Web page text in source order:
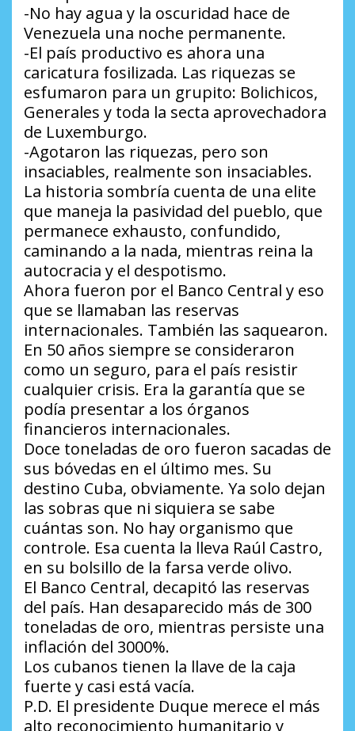
-No hay agua y la oscuridad hace de
Venezuela una noche permanente.
-El país productivo es ahora una
caricatura fosilizada. Las riquezas se
esfumaron para un grupito: Bolichicos,
Generales y toda la secta aprovechadora
de Luxemburgo.
-Agotaron las riquezas, pero son
insaciables, realmente son insaciables.
La historia sombría cuenta de una elite
que maneja la pasividad del pueblo, que
permanece exhausto, confundido,
caminando a la nada, mientras reina la
autocracia y el despotismo.
Ahora fueron por el Banco Central y eso
que se llamaban las reservas
internacionales. También las saquearon.
En 50 años siempre se consideraron
como un seguro, para el país resistir
cualquier crisis. Era la garantía que se
podía presentar a los órganos
financieros internacionales.
Doce toneladas de oro fueron sacadas de
sus bóvedas en el último mes. Su
destino Cuba, obviamente. Ya solo dejan
las sobras que ni siquiera se sabe
cuántas son. No hay organismo que
controle. Esa cuenta la lleva Raúl Castro,
en su bolsillo de la farsa verde olivo.
El Banco Central, decapitó las reservas
del país. Han desaparecido más de 300
toneladas de oro, mientras persiste una
inflación del 3000%.
Los cubanos tienen la llave de la caja
fuerte y casi está vacía.
P.D. El presidente Duque merece el más
alto reconocimiento humanitario y